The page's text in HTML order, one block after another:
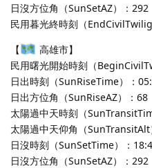
日沒方位角（SunSetAZ）：292
民用暮光終時刻（
【
高雄市】
民用曙光開始時刻（
日出時刻（SunRiseTime）：
日出方位角（SunRiseAZ）：68
太陽過中天時刻（
太陽過中天仰角（SunTransitAlt
日沒時刻（SunSetTime）：
日沒方位角（SunSetAZ）：292